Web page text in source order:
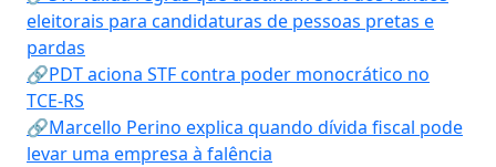
eleitorais para candidaturas de pessoas pretas e
pardas
🔗PDT aciona STF contra poder monocrático no
TCE-RS
🔗Marcello Perino explica quando dívida fiscal pode
levar uma empresa à falência